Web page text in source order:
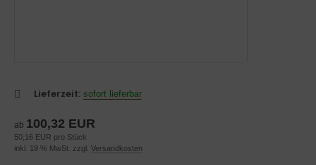
Lieferzeit: sofort lieferbar
ab 100,32 EUR
50,16 EUR pro Stück
inkl. 19 % MwSt. zzgl. Versandkosten